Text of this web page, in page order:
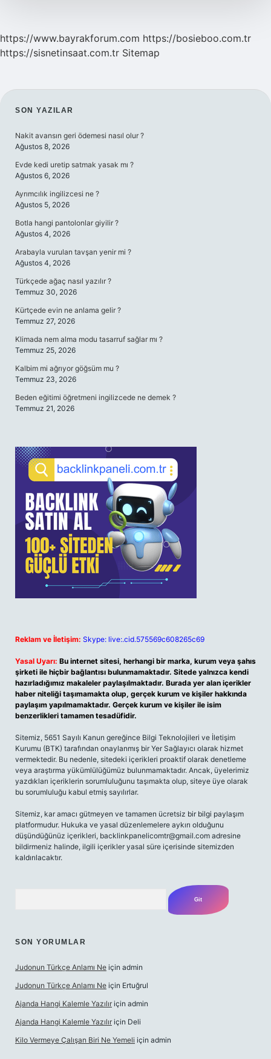
https://www.bayrakforum.com https://bosieboo.com.tr
https://sisnetinsaat.com.tr Sitemap
SIDEBAR
SON YAZILAR
Nakit avansın geri ödemesi nasıl olur ?
Ağustos 8, 2026
Evde kedi uretip satmak yasak mı ?
Ağustos 6, 2026
Ayrımcılık ingilizcesi ne ?
Ağustos 5, 2026
Botla hangi pantolonlar giyilir ?
Ağustos 4, 2026
Arabayla vurulan tavşan yenir mi ?
Ağustos 4, 2026
Türkçede ağaç nasıl yazılır ?
Temmuz 30, 2026
Kürtçede evin ne anlama gelir ?
Temmuz 27, 2026
Klimada nem alma modu tasarruf sağlar mı ?
Temmuz 25, 2026
Kalbim mi ağrıyor göğsüm mu ?
Temmuz 23, 2026
Beden eğitimi öğretmeni ingilizcede ne demek ?
Temmuz 21, 2026
Reklam ve İletişim: Skype: live:.cid.575569c608265c69
Yasal Uyarı: Bu internet sitesi, herhangi bir marka, kurum veya şahıs
şirketi ile hiçbir bağlantısı bulunmamaktadır. Sitede yalnızca kendi
hazırladığımız makaleler paylaşılmaktadır. Burada yer alan içerikler
haber niteliği taşımamakta olup, gerçek kurum ve kişiler hakkında
paylaşım yapılmamaktadır. Gerçek kurum ve kişiler ile isim
benzerlikleri tamamen tesadüfidir.
Sitemiz, 5651 Sayılı Kanun gereğince Bilgi Teknolojileri ve İletişim
Kurumu (BTK) tarafından onaylanmış bir Yer Sağlayıcı olarak hizmet
vermektedir. Bu nedenle, sitedeki içerikleri proaktif olarak denetleme
veya araştırma yükümlülüğümüz bulunmamaktadır. Ancak, üyelerimiz
yazdıkları içeriklerin sorumluluğunu taşımakta olup, siteye üye olarak
bu sorumluluğu kabul etmiş sayılırlar.
Sitemiz, kar amacı gütmeyen ve tamamen ücretsiz bir bilgi paylaşım
platformudur. Hukuka ve yasal düzenlemelere aykırı olduğunu
düşündüğünüz içerikleri, backlinkpanelicomtr@gmail.com adresine
bildirmeniz halinde, ilgili içerikler yasal süre içerisinde sitemizden
kaldırılacaktır.
SON YORUMLAR
Judonun Türkçe Anlamı Ne için admin
Judonun Türkçe Anlamı Ne için Ertuğrul
Ajanda Hangi Kalemle Yazılır için admin
Ajanda Hangi Kalemle Yazılır için Deli
Kilo Vermeye Çalışan Biri Ne Yemeli için admin